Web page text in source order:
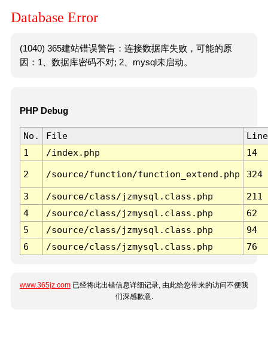
Database Error
(1040) 365建站错误警告：连接数据库失败，可能的原
因：1、数据库密码不对; 2、mysql未启动。
PHP Debug
No. File
Line
1
/index.php 14
2 /source/function/function_extend.php 324
3 /source/class/jzmysql.class.php
211
4
/source/class/jzmysql.class.php
62
5
/source/class/jzmysql.class.php
94
6
/source/class/jzmysql.class.php 76
www.365jz.com 已经将此出错信息详细记录, 由此给您带来的访问不便我
们深感歉意.